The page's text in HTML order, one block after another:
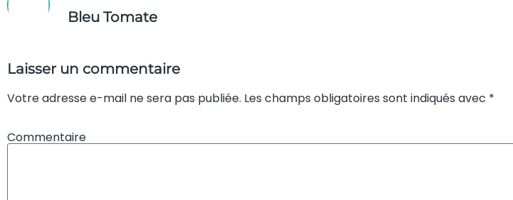
Bleu Tomate
Laisser un commentaire
Votre adresse e-mail ne sera pas publiée. Les champs obligatoires sont indiqués avec *
Commentaire